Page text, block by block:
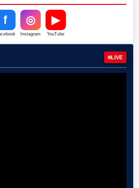
f ◎
Instagram
▶
YouTube
LIVE